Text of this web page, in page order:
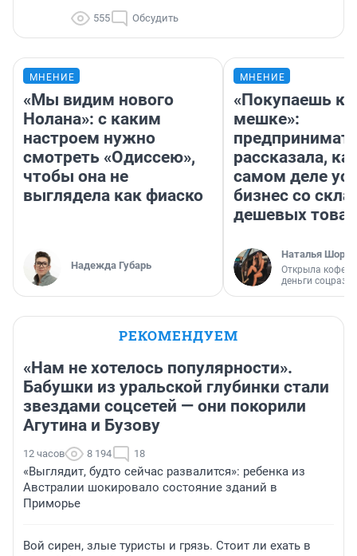
555 Обсудить
МНЕНИЕ
«Мы видим нового
Нолана»: с каким
настроем нужно
смотреть «Одиссею»,
чтобы она не
выглядела как фиаско
Надежда Губарь
МНЕНИЕ
«Покупаешь
мешке»:
рассказала,
самом деле
бизнес со
дешевых
Наталья
Открыла
деньги
РЕКОМЕНДУЕМ
«Нам не хотелось популярности».
Бабушки из уральской глубинки стали
звездами соцсетей — они покорили
Агутина и Бузову
12 часов 8 194 18
«Выглядит, будто сейчас развалится»: ребенка из
Австралии шокировало состояние зданий в
Приморье
Вой сирен, злые туристы и грязь. Стоит ли ехать в